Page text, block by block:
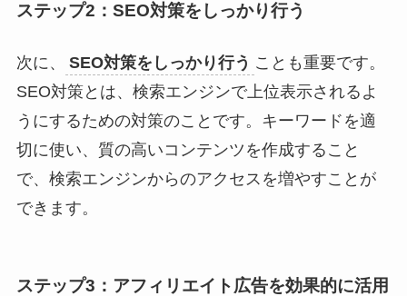
ステップ2：SEO対策をしっかり行う
次に、 SEO対策をしっかり行う ことも重要です。
SEO対策とは、検索エンジンで上位表示されるよ
うにするための対策のことです。キーワードを適
切に使い、質の高いコンテンツを作成すること
で、検索エンジンからのアクセスを増やすことが
できます。
ステップ3：アフィリエイト広告を効果的に活用